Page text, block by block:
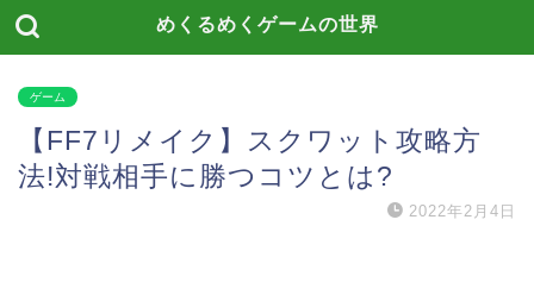
めくるめくゲームの世界
ゲーム
【FF7リメイク】スクワット攻略方
法!対戦相手に勝つコツとは?
2022年2月4日